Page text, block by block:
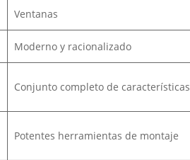
Ventanas
Moderno y racionalizado
Conjunto completo de características
Potentes herramientas de montaje